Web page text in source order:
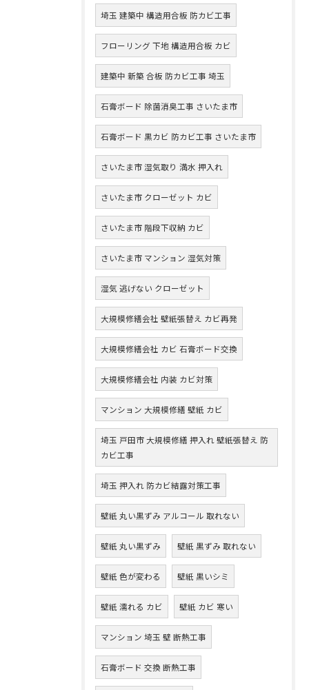
埼玉 建築中 構造用合板 防カビ工事
フローリング 下地 構造用合板 カビ
建築中 新築 合板 防カビ工事 埼玉
石膏ボード 除菌消臭工事 さいたま市
石膏ボード 黒カビ 防カビ工事 さいたま市
さいたま市 湿気取り 満水 押入れ
さいたま市 クローゼット カビ
さいたま市 階段下収納 カビ
さいたま市 マンション 湿気対策
湿気 逃げない クローゼット
大規模修繕会社 壁紙張替え カビ再発
大規模修繕会社 カビ 石膏ボード交換
大規模修繕会社 内装 カビ対策
マンション 大規模修繕 壁紙 カビ
埼玉 戸田市 大規模修繕 押入れ 壁紙張替え 防
カビ工事
埼玉 押入れ 防カビ結露対策工事
壁紙 丸い黒ずみ アルコール 取れない
壁紙 丸い黒ずみ 壁紙 黒ずみ 取れない
壁紙 色が変わる 壁紙 黒いシミ
壁紙 濡れる カビ 壁紙 カビ 寒い
マンション 埼玉 壁 断熱工事
石膏ボード 交換 断熱工事